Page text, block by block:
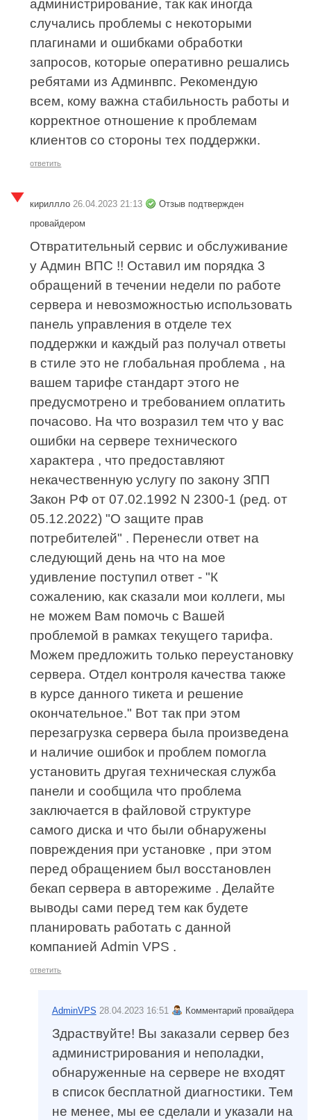
администрирование, так как иногда
случались проблемы с некоторыми
плагинами и ошибками обработки
запросов, которые оперативно решались
ребятами из Админвпс. Рекомендую
всем, кому важна стабильность работы и
корректное отношение к проблемам
клиентов со стороны тех поддержки.
ответить
кириллло 26.04.2023 21:13
Отзыв подтвержден
провайдером
Отвратительный сервис и обслуживание
у Админ ВПС !! Оставил им порядка 3
обращений в течении недели по работе
сервера и невозможностью использовать
панель управления в отделе тех
поддержки и каждый раз получал ответы
в стиле это не глобальная проблема , на
вашем тарифе стандарт этого не
предусмотрено и требованием оплатить
почасово. На что возразил тем что у вас
ошибки на сервере технического
характера , что предоставляют
некачественную услугу по закону ЗПП
Закон РФ от 07.02.1992 N 2300-1 (ред. от
05.12.2022) "О защите прав
потребителей" . Перенесли ответ на
следующий день на что на мое
удивление поступил ответ - "К
сожалению, как сказали мои коллеги, мы
не можем Вам помочь с Вашей
проблемой в рамках текущего тарифа.
Можем предложить только переустановку
сервера. Отдел контроля качества также
в курсе данного тикета и решение
окончательное." Вот так при этом
перезагрузка сервера была произведена
и наличие ошибок и проблем помогла
установить другая техническая служба
панели и сообщила что проблема
заключается в файловой структуре
самого диска и что были обнаружены
повреждения при установке , при этом
перед обращением был восстановлен
бекап сервера в авторежиме . Делайте
выводы сами перед тем как будете
планировать работать с данной
компанией Admin VPS .
ответить
AdminVPS 28.04.2023 16:51 Комментарий провайдера
Здраствуйте! Вы заказали сервер без
администрирования и неполадки,
обнаруженные на сервере не входят
в список бесплатной диагностики. Тем
не менее, мы ее сделали и указали на